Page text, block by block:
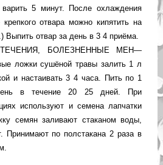
5 минут. После охлаждения
отвара можно кипятить на
Выпить отвар за день в 3 4 приёма.
БОЛЕЗНЕННЫЕ МЕН—
ложки сушёной травы залить 1 л
и настаивать 3 4 часа. Пить по 1
в течение 20 25 дней. При
используют и семена лапчатки
семян заливают стаканом воды,
Принимают по полстакана 2 раза в